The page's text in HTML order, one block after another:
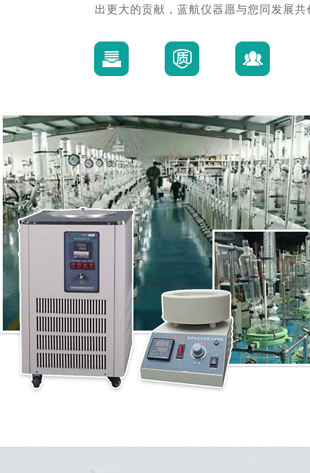
出更大的贡献，蓝航仪器愿与您同发展共